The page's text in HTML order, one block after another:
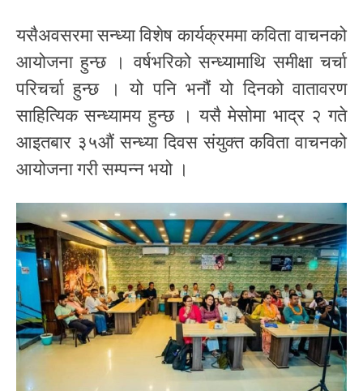
यसैअवसरमा सन्ध्या विशेष कार्यक्रममा कविता वाचनको
आयोजना हुन्छ । वर्षभरिको सन्ध्यामाथि समीक्षा चर्चा
परिचर्चा हुन्छ । यो पनि भनौं यो दिनको वातावरण
साहित्यिक सन्ध्यामय हुन्छ । यसै मेसोमा भाद्र २ गते
आइतबार ३५औं सन्ध्या दिवस संयुक्त कविता वाचनको
आयोजना गरी सम्पन्न भयो ।